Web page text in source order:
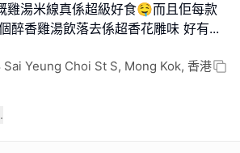
雞湯米線真係超級好食🤤而且佢每款
醉香雞湯飲落去係超香花雕味 好有...
Sai Yeung Choi St S, Mong Kok, 香港